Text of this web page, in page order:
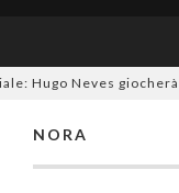
Hugo Neves giocherà
NORA